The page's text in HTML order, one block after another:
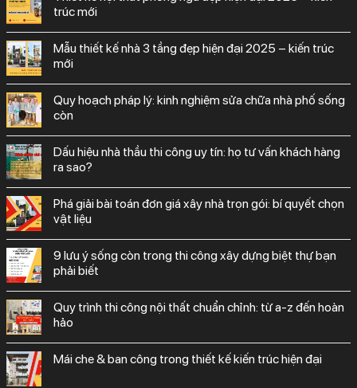
trúc mới
mẫu thiết kế nhà 3 tầng đẹp hiện đại 2025 – kiến trúc
mới
quy hoạch pháp lý: kinh nghiệm sửa chữa nhà phố sống
còn
dấu hiệu nhà thầu thi công uy tín: họ tư vấn khách hàng
ra sao?
phá giải bài toán đơn giá xây nhà trọn gói: bí quyết chọn
vật liệu
9 lưu ý sống còn trong thi công xây dựng biệt thự bạn
phải biết
quy trình thi công nội thất chuẩn chỉnh: từ a-z đến hoàn
hảo
mái che & ban công trong thiết kế kiến trúc hiện đại